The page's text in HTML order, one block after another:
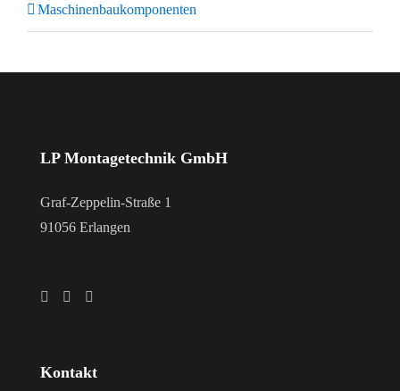
Maschinenbaukomponenten
LP Montagetechnik GmbH
Graf-Zeppelin-Straße 1
91056 Erlangen
Kontakt